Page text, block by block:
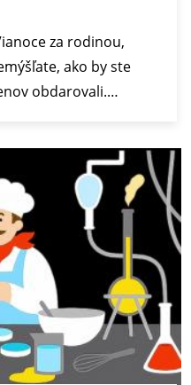
za rodinou,
ako by ste
obdarovali.…